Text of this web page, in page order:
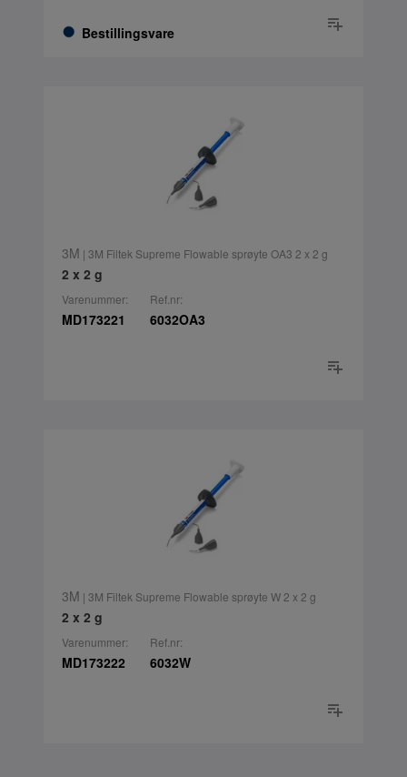
Bestillingsvare
3M | 3M Filtek Supreme Flowable sprøyte OA3 2 x 2 g
2 x 2 g
Varenummer:
MD173221
Ref.nr:
6032OA3
3M | 3M Filtek Supreme Flowable sprøyte W 2 x 2 g
2 x 2 g
Varenummer:
MD173222
Ref.nr:
6032W